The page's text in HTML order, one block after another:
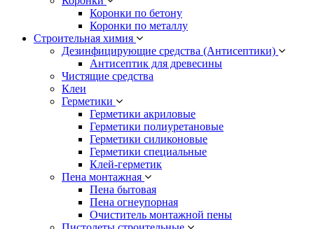
Коронки по бетону
Коронки по металлу
Строительная химия
Дезинфицирующие средства (Антисептики)
Антисептик для древесины
Чистящие средства
Клеи
Герметики
Герметики акриловые
Герметики полиуретановые
Герметики силиконовые
Герметики специальные
Клей-герметик
Пена монтажная
Пена бытовая
Пена огнеупорная
Очиститель монтажной пены